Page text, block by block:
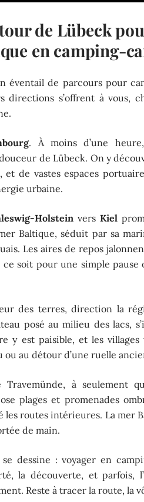
de Lübeck
en camping-
éventail de parcours pour
s’offrent à vous,
. À moins d’une
de Lübeck. On y
de vastes espaces
urbaine.
Holstein versKiel
Baltique, séduit par sa
Les aires de repos
soit pour une simple pause
des terres, direction la
posé au milieu des lacs,
y est paisible, et les villages
au détour d’une ruelle
à seulement
plages et promenades
routes intérieures. La mer
de main.
dessine : voyager en
la découverte, et parfois,
Reste à tracer la route, la